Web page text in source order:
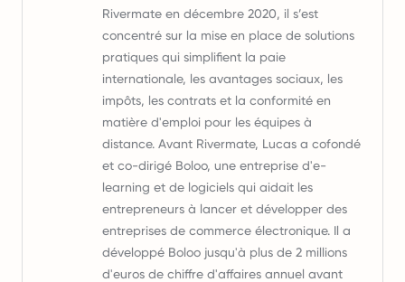
Rivermate en décembre 2020, il s’est
concentré sur la mise en place de solutions
pratiques qui simplifient la paie
internationale, les avantages sociaux, les
impôts, les contrats et la conformité en
matière d'emploi pour les équipes à
distance. Avant Rivermate, Lucas a cofondé
et co-dirigé Boloo, une entreprise d'e-
learning et de logiciels qui aidait les
entrepreneurs à lancer et développer des
entreprises de commerce électronique. Il a
développé Boloo jusqu'à plus de 2 millions
d'euros de chiffre d'affaires annuel avant